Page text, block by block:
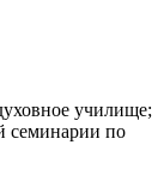
училище;
семинарии по